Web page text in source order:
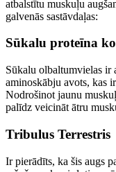
atbalstītu muskuļu
galvenās sastāvdaļas:
Sūkalu proteīna
Sūkalu olbaltumvielas ir
aminoskābju avots, kas
Nodrošinot jaunu
palīdz veicināt ātru
Tribulus Terrestris
Ir pierādīts, ka šis augs